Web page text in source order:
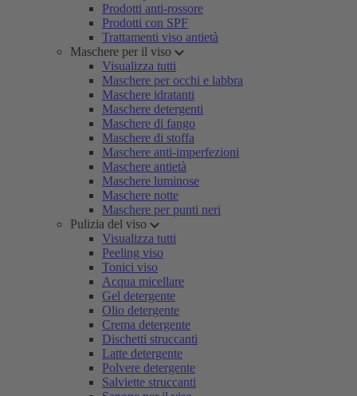
Prodotti anti-rossore
Prodotti con SPF
Trattamenti viso antietà
Maschere per il viso
Visualizza tutti
Maschere per occhi e labbra
Maschere idratanti
Maschere detergenti
Maschere di fango
Maschere di stoffa
Maschere anti-imperfezioni
Maschere antietà
Maschere luminose
Maschere notte
Maschere per punti neri
Pulizia del viso
Visualizza tutti
Peeling viso
Tonici viso
Acqua micellare
Gel detergente
Olio detergente
Crema detergente
Dischetti struccanti
Latte detergente
Polvere detergente
Salviette struccanti